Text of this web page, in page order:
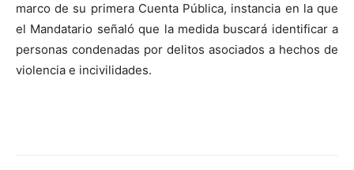
marco de su primera Cuenta Pública, instancia en la que
el Mandatario señaló que la medida buscará identificar a
personas condenadas por delitos asociados a hechos de
violencia e incivilidades.